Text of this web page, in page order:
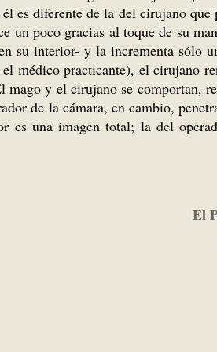
es diferente de la del cirujano
un poco gracias al toque de su
su interior- y la incrementa sólo
médico practicante), el cirujano
y el cirujano se comportan,
de la cámara, en cambio,
es una imagen total; la del
El